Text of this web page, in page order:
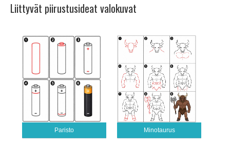
Liittyvät piirustusideat valokuvat
Paristo Minotaurus